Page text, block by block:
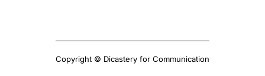
Copyright © Dicastery for Communication